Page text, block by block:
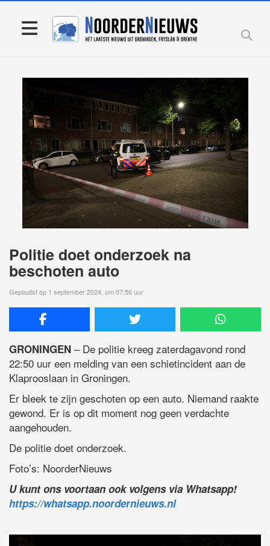
Politie doet onderzoek na
beschoten auto
Geplaatst op 1 september 2024, om 07:56 uur
GRONINGEN – De politie kreeg zaterdagavond rond
22:50 uur een melding van een schietincident aan de
Klaprooslaan in Groningen.
Er bleek te zijn geschoten op een auto. Niemand raakte
gewond. Er is op dit moment nog geen verdachte
aangehouden.
De politie doet onderzoek.
Foto’s: NoorderNieuws
U kunt ons voortaan ook volgens via Whatsapp!
https://whatsapp.noordernieuws.nl